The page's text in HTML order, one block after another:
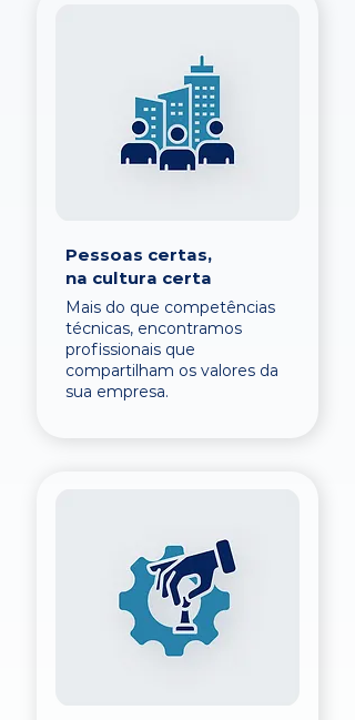
Pessoas certas,
na cultura certa
Mais do que competências
técnicas, encontramos
profissionais que
compartilham os valores da
sua empresa.